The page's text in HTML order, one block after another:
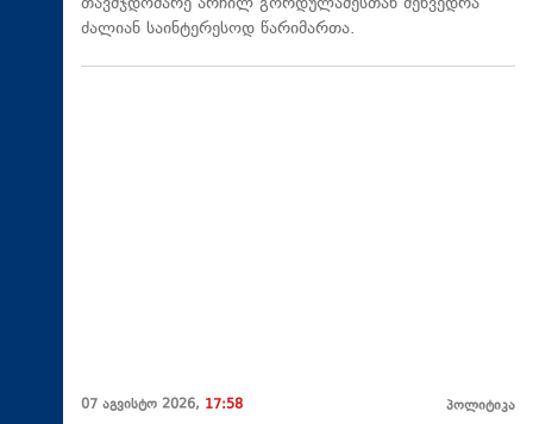
ძალიან საინტერესოდ წარიმართა.
07 აგვისტო 2026, 17:58 პოლიტიკა